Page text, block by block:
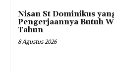
Nisan St Dominikus
Pengerjaannya Butuh
Tahun
8 Agustus 2026